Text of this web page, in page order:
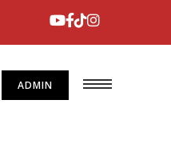
ADMIN